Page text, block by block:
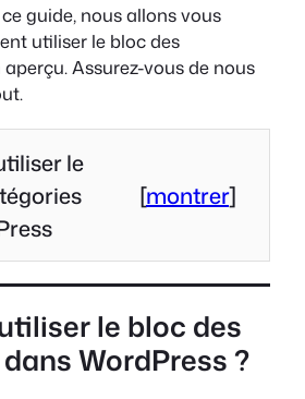
guide, nous allons vous
utiliser le bloc des
Assurez-vous de nous
le
[montrer]
le bloc des
WordPress ?